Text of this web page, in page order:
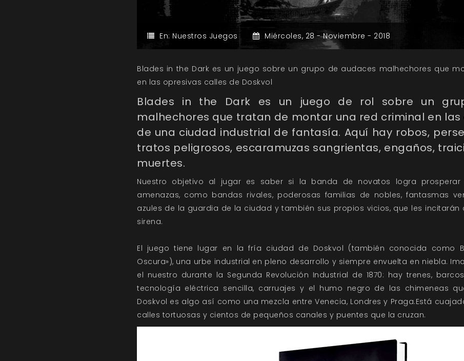
En: Nuestros Juegos Miércoles, 28 -Noviembre - 2018
Blades in the Dark es un juego sobre un grupo de audaces malhechores que
en las opresivas calles de Doskvol
Blades in the Dark es un juego de rol sobre un
malhechores que tratan de montar una red criminal en las
de una ciudad industrial de fantasía. Aquí hay robos,
tratos peligrosos, escaramuzas sangrientas, engaños,
muertes.
Nuestro objetivo al jugar es saber si la banda de novatos logra prosperar
amenazas, como bandas rivales, poderosas familias de nobles, fantasmas
azules de la guardia de la ciudad y también sus propios vicios, que les
sirena.
El juego tiene lugar en la fría ciudad de Doskvol (también conocida como
Oscura»), una urbe industrial en pleno desarrollo y siempre envuelta en niebla.
el nuestro durante la Segunda Revolución Industrial de 1870: hay trenes,
tecnología eléctrica sencilla, carruajes y el humo negro de las chimeneas
Doskvol es algo así como una mezcla entre Venecia, Londres y Praga.Está
calles tortuosas y cientos de pequeños canales y puentes que la cruzan.